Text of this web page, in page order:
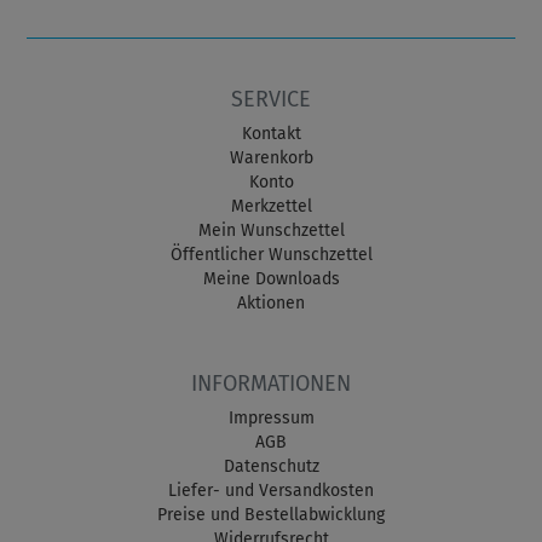
SERVICE
Kontakt
Warenkorb
Konto
Merkzettel
Mein Wunschzettel
Öffentlicher Wunschzettel
Meine Downloads
Aktionen
INFORMATIONEN
Impressum
AGB
Datenschutz
Liefer- und Versandkosten
Preise und Bestellabwicklung